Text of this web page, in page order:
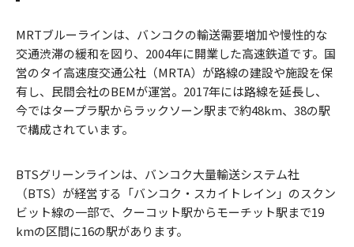
MRTブルーラインは、バンコクの輸送需要増加や慢性的な
交通渋滞の緩和を図り、2004年に開業した高速鉄道です。国
営のタイ高速度交通公社（MRTA）が路線の建設や施設を保
有し、民間会社のBEMが運営。2017年には路線を延長し、
今ではタープラ駅からラックソーン駅まで約48km、38の駅
で構成されています。
BTSグリーンラインは、バンコク大量輸送システム社
（BTS）が経営する「バンコク・スカイトレイン」のスクン
ビット線の一部で、クーコット駅からモーチット駅まで19
kmの区間に16の駅があります。